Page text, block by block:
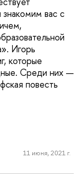
вас с
Игорь
которые
Среди них —
повесть
11 июня, 2021 г.